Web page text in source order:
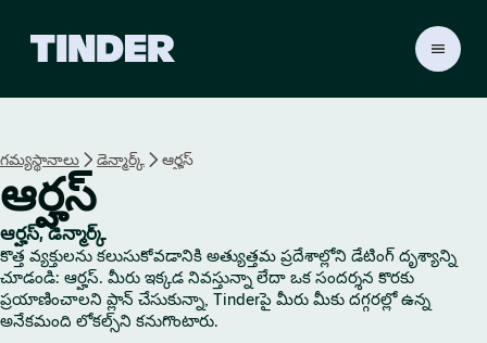
r
గమ్యస్థానాలు డెన్మార్క్ ఆర్హస్
ఆర్హస్
ఆర్హస్, డెన్మార్క్
కొత్త వ్యక్తులను కలుసుకోవడానికి అత్యుత్తమ ప్రదేశాల్లోని డేటింగ్ దృశ్యాన్ని
చూడండి: ఆర్హస్. మీరు ఇక్కడ నివస్తున్నా లేదా ఒక సందర్శన కొరకు
ప్రయాణించాలని ప్లాన్ చేసుకున్నా, Tinderపై మీరు మీకు దగ్గరల్లో ఉన్న
అనేకమంది లోకల్స్‌ని కనుగొంటారు.